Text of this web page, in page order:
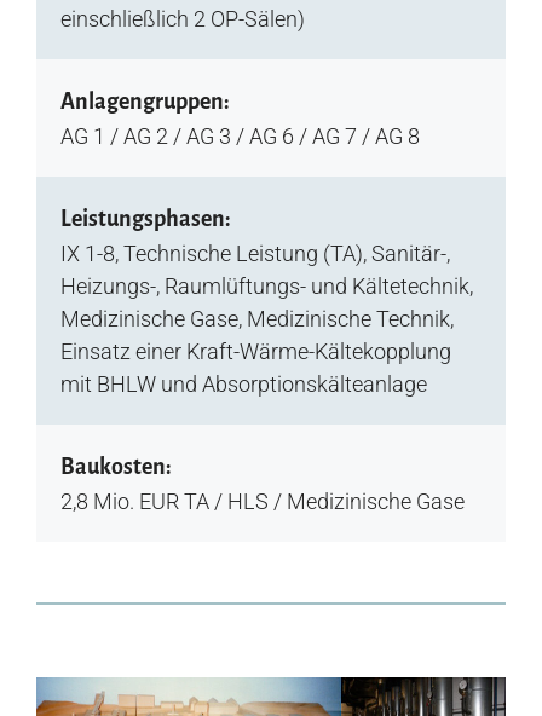
einschließlich 2 OP-Sälen)
Anlagengruppen:
AG 1 / AG 2 / AG 3 / AG 6 / AG 7 / AG 8
Leistungsphasen:
IX 1-8, Technische Leistung (TA), Sanitär-,
Heizungs-, Raumlüftungs- und Kältetechnik,
Medizinische Gase, Medizinische Technik,
Einsatz einer Kraft-Wärme-Kältekopplung
mit BHLW und Absorptionskälteanlage
Baukosten:
2,8 Mio. EUR TA / HLS / Medizinische Gase